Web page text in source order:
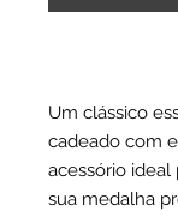
Um clássico
cadeado com
acessório ideal
sua medalha